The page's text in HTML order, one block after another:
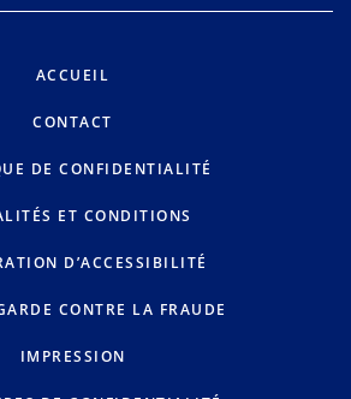
ACCUEIL
CONTACT
DE CONFIDENTIALITÉ
ET CONDITIONS
D’ACCESSIBILITÉ
CONTRE LA FRAUDE
IMPRESSION